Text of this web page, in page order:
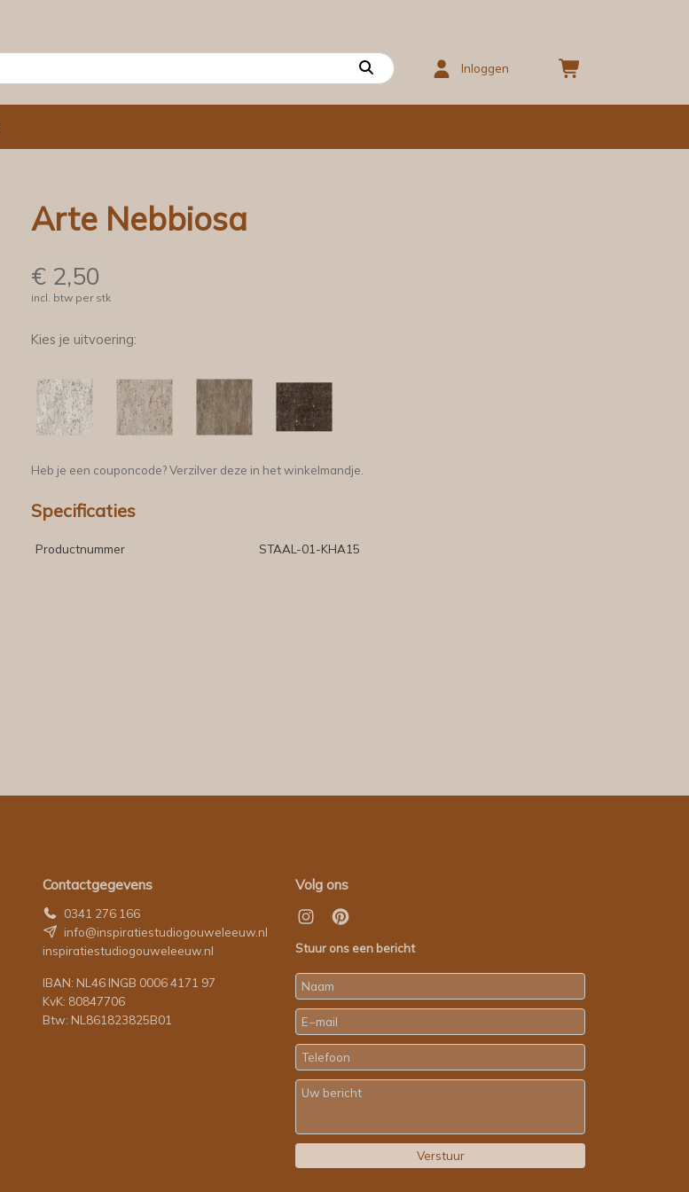
Inloggen
Arte Nebbiosa
€ 2,50
incl. btw per stk
Kies je uitvoering:
Heb je een couponcode? Verzilver deze in het winkelmandje.
Specificaties
Productnummer STAAL-01-KHA15
Contactgegevens
0341 276 166
info@inspiratiestudiogouweleeuw.nl
inspiratiestudiogouweleeuw.nl
IBAN: NL46 INGB 0006 4171 97
KvK: 80847706
Btw: NL861823825B01
Volg ons
Stuur ons een bericht